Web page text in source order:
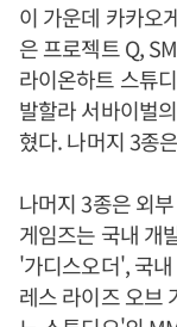
이 가운데 카카오
은 프로젝트 Q,
라이온하트 스튜
발할라 서바이벌
혔다. 나머지 3종
나머지 3종은 외
게임즈는 국내 개
'가디스오더', 국내
레스 라이즈 오브